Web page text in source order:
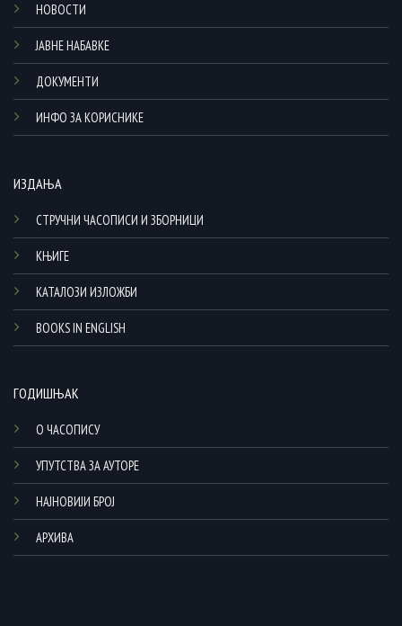
НОВОСТИ
ЈАВНЕ НАБАВКЕ
ДОКУМЕНТИ
ИНФО ЗА КОРИСНИКЕ
ИЗДАЊА
СТРУЧНИ ЧАСОПИСИ И ЗБОРНИЦИ
КЊИГЕ
КАТАЛОЗИ ИЗЛОЖБИ
BOOKS IN ENGLISH
ГОДИШЊАК
О ЧАСОПИСУ
УПУТСТВА ЗА АУТОРЕ
НАЈНОВИЈИ БРОЈ
АРХИВА